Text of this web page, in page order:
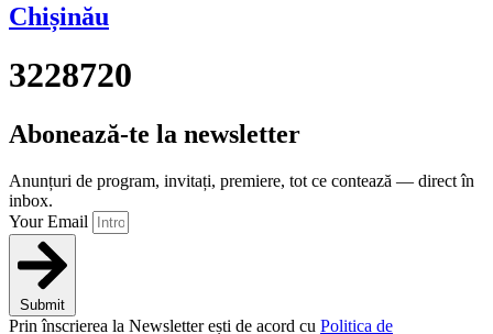
Chișinău
3228720
Abonează-te la newsletter
Anunțuri de program, invitați, premiere, tot ce contează — direct în
inbox.
Your Email
Submit
Prin înscrierea la Newsletter ești de acord cu Politica de